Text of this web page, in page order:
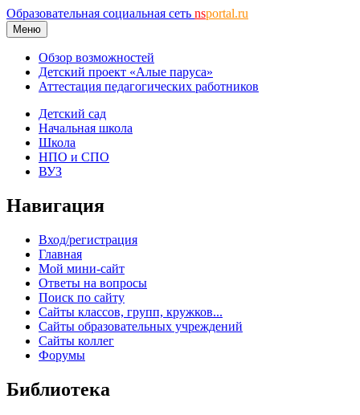
Образовательная социальная сеть nsportal.ru
Меню
Обзор возможностей
Детский проект «Алые паруса»
Аттестация педагогических работников
Детский сад
Начальная школа
Школа
НПО и СПО
ВУЗ
Навигация
Вход/регистрация
Главная
Мой мини-сайт
Ответы на вопросы
Поиск по сайту
Сайты классов, групп, кружков...
Сайты образовательных учреждений
Сайты коллег
Форумы
Библиотека